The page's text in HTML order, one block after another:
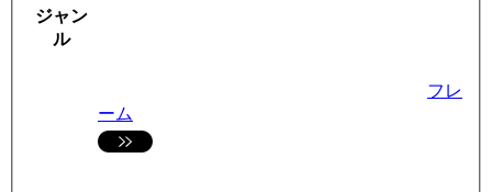
ジャン
ル
フレ
ーム